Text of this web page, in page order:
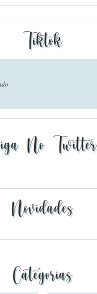
Tiktok
No Twitter
Novidades
Categorias